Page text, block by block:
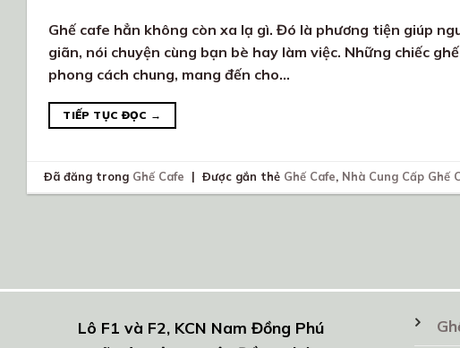
Ghế cafe hẳn không còn xa lạ gì. Đó là phương tiện giúp
giãn, nói chuyện cùng bạn bè hay làm việc. Những chiếc
phong cách chung, mang đến cho…
TIẾP TỤC ĐỌC →
Đã đăng trong Ghế Cafe | Được gắn thẻ Ghế Cafe, Nhà Cung Cấp Ghế
Lô F1 và F2, KCN Nam Đồng Phú